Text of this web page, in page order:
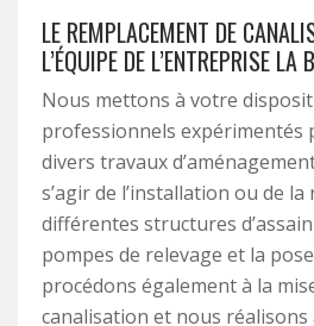
LE REMPLACEMENT DE
L’ÉQUIPE DE L’ENTREPRISE
Nous mettons à votre
professionnels expérimentés
divers travaux
s’agir de l’installation ou de
différentes structures
pompes de relevage et la
procédons également à la
canalisation et nous réalisons